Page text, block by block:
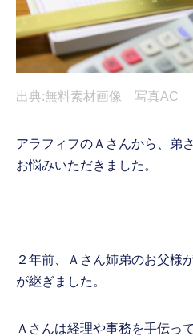
出典:無料素材画像 写真AC
アラフィフのＡさんから、弟
お悩みいただきました。
２年前、Ａさん姉弟のお父様
が継ぎました。
Ａさんは経理や事務を手伝っ